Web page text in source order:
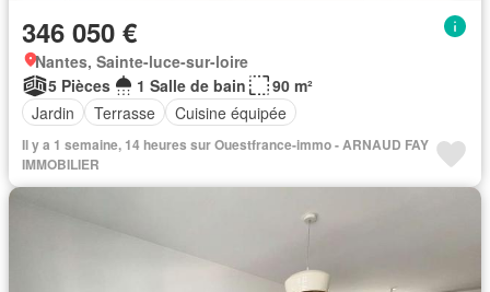
346 050 €
Nantes, Sainte-luce-sur-loire
5 Pièces
1 Salle de bain
90 m²
Jardin
Terrasse Cuisine équipée
Il y a 1 semaine, 14 heures sur Ouestfrance-immo - ARNAUD FAY
IMMOBILIER